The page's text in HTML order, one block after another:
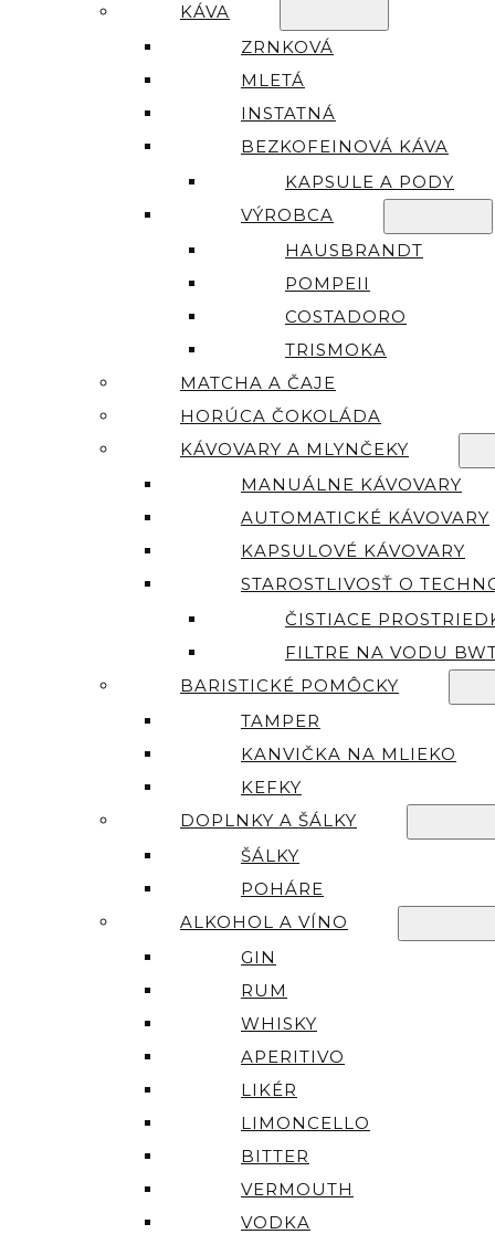
KÁVA
ZRNKOVÁ
MLETÁ
INSTATNÁ
BEZKOFEINOVÁ KÁVA
KAPSULE A PODY
VÝROBCA
HAUSBRANDT
POMPEII
COSTADORO
TRISMOKA
MATCHA A ČAJE
HORÚCA ČOKOLÁDA
KÁVOVARY A MLYNČEKY
MANUÁLNE KÁVOVARY
AUTOMATICKÉ KÁVOVARY
KAPSULOVÉ KÁVOVARY
STAROSTLIVOSŤ O
ČISTIACE
FILTRE NA VODU
BARISTICKÉ POMÔCKY
TAMPER
KANVIČKA NA MLIEKO
KEFKY
DOPLNKY A ŠÁLKY
ŠÁLKY
POHÁRE
ALKOHOL A VÍNO
GIN
RUM
WHISKY
APERITIVO
LIKÉR
LIMONCELLO
BITTER
VERMOUTH
VODKA